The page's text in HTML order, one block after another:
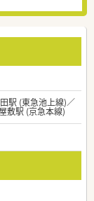
駅 (東急池上線)／
敷駅 (京急本線)